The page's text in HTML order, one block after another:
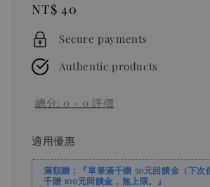
Regular
price
NT$ 40
Secure payments
Authentic products
總分: 0 - 0 評價
適用優惠
滿額贈：『單筆滿千贈 50元回饋金（下次
千贈 100元回饋金，無上限。』